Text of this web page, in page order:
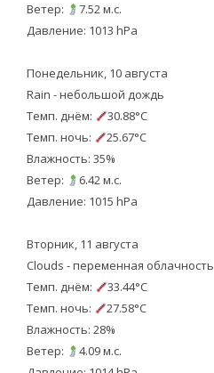
Ветер:
7.52 м.с.
Давление: 1013 hPa
Понедельник, 10 августа
Rain - небольшой дождь
Темп. днём:
30.88°C
Темп. ночь:
25.67°C
Влажность: 35%
Ветер:
6.42 м.с.
Давление: 1015 hPa
Вторник, 11 августа
Clouds - переменная облачность
Темп. днём:
33.44°C
Темп. ночь:
27.58°C
Влажность: 28%
Ветер:
4.09 м.с.